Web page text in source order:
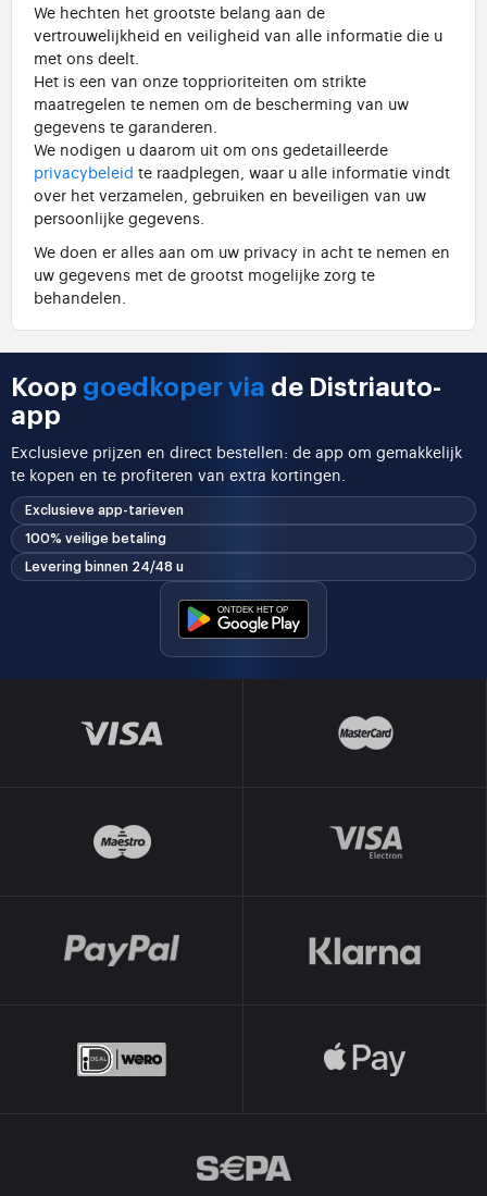
We hechten het grootste belang aan de
vertrouwelijkheid en veiligheid van alle informatie die u
met ons deelt.
Het is een van onze topprioriteiten om strikte
maatregelen te nemen om de bescherming van uw
gegevens te garanderen.
We nodigen u daarom uit om ons gedetailleerde
privacybeleid te raadplegen, waar u alle informatie vindt
over het verzamelen, gebruiken en beveiligen van uw
persoonlijke gegevens.
We doen er alles aan om uw privacy in acht te nemen en
uw gegevens met de grootst mogelijke zorg te
behandelen.
Koop goedkoper via de Distriauto-
app
Exclusieve prijzen en direct bestellen: de app om gemakkelijk
te kopen en te profiteren van extra kortingen.
Exclusieve app-tarieven
100% veilige betaling
Levering binnen 24/48 u